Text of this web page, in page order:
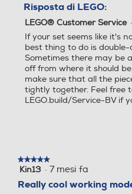
Risposta di LEGO:
LEGO® Customer Service ·
If your set seems like it's
best thing to do is double-
Sometimes there may be
off from where it should
make sure that all the
tightly together. Feel free
LEGO.build/Service-BV if
★★★★★
★★★★★
5
5
Kin13 · 7 mesi fa
Really cool working